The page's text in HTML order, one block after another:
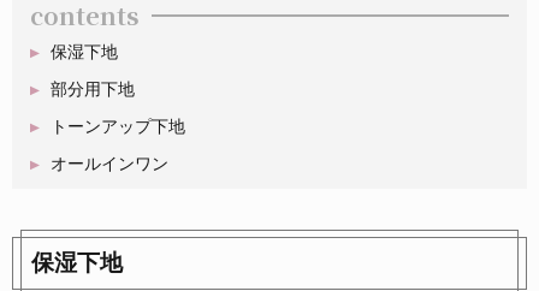
contents
保湿下地
部分用下地
トーンアップ下地
オールインワン
保湿下地